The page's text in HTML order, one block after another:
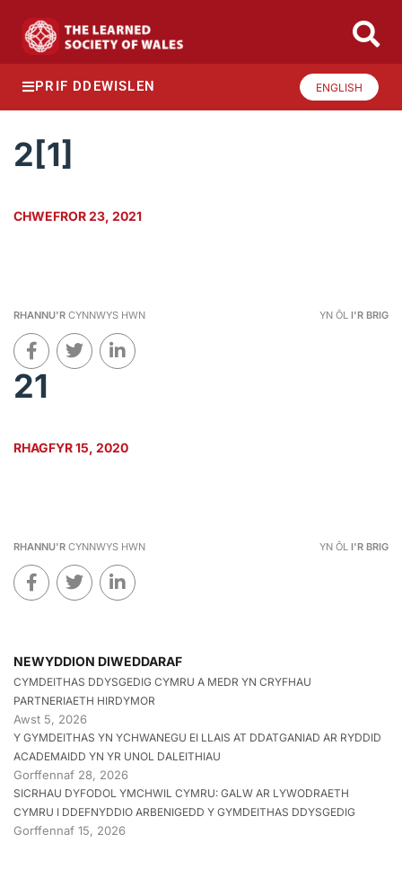
PRIF DDEWISLEN ENGLISH
2[1]
CHWEFROR 23, 2021
RHANNU'R CYNNWYS HWN YN ÔL I'R BRIG
21
RHAGFYR 15, 2020
RHANNU'R CYNNWYS HWN YN ÔL I'R BRIG
NEWYDDION DIWEDDARAF
CYMDEITHAS DDYSGEDIG CYMRU A MEDR YN CRYFHAU
PARTNERIAETH HIRDYMOR
Awst 5, 2026
Y GYMDEITHAS YN YCHWANEGU EI LLAIS AT DDATGANIAD AR RYDDID
ACADEMAIDD YN YR UNOL DALEITHIAU
Gorffennaf 28, 2026
SICRHAU DYFODOL YMCHWIL CYMRU: GALW AR LYWODRAETH
CYMRU I DDEFNYDDIO ARBENIGEDD Y GYMDEITHAS DDYSGEDIG
Gorffennaf 15, 2026